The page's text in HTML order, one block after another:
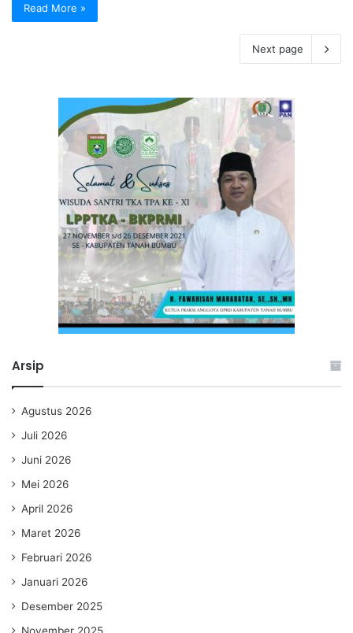
Read More »
Next page
Arsip
Agustus 2026
Juli 2026
Juni 2026
Mei 2026
April 2026
Maret 2026
Februari 2026
Januari 2026
Desember 2025
November 2025